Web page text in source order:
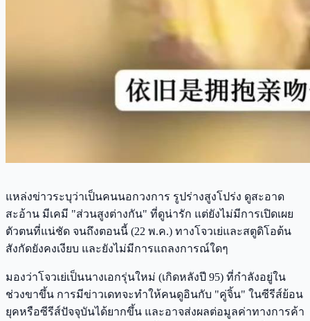
แหล่งข่าวระบุว่าเป็นคนนอกวงการ รูปร่างสูงโปร่ง ดูสะอาด
สะอ้าน มีเคมี "ส่วนสูงต่างกัน" ที่ดูน่ารัก แต่ยังไม่มีการเปิดเผย
ตัวตนที่แน่ชัด จนถึงตอนนี้ (22 พ.ค.) ทางโจวเย่และสตูดิโอต้น
สังกัดยังคงเงียบ และยังไม่มีการแถลงการณ์ใดๆ
มองว่าโจวเย่เป็นนางเอกรุ่นใหม่ (เกิดหลังปี 95) ที่กำลังอยู่ใน
ช่วงขาขึ้น การมีข่าวเดทจะทำให้คนดูอินกับ "คู่จิ้น" ในซีรีส์ย้อน
ยุคหรือซีรีส์ปัจจุบันได้ยากขึ้น และอาจส่งผลต่อมูลค่าทางการค้า